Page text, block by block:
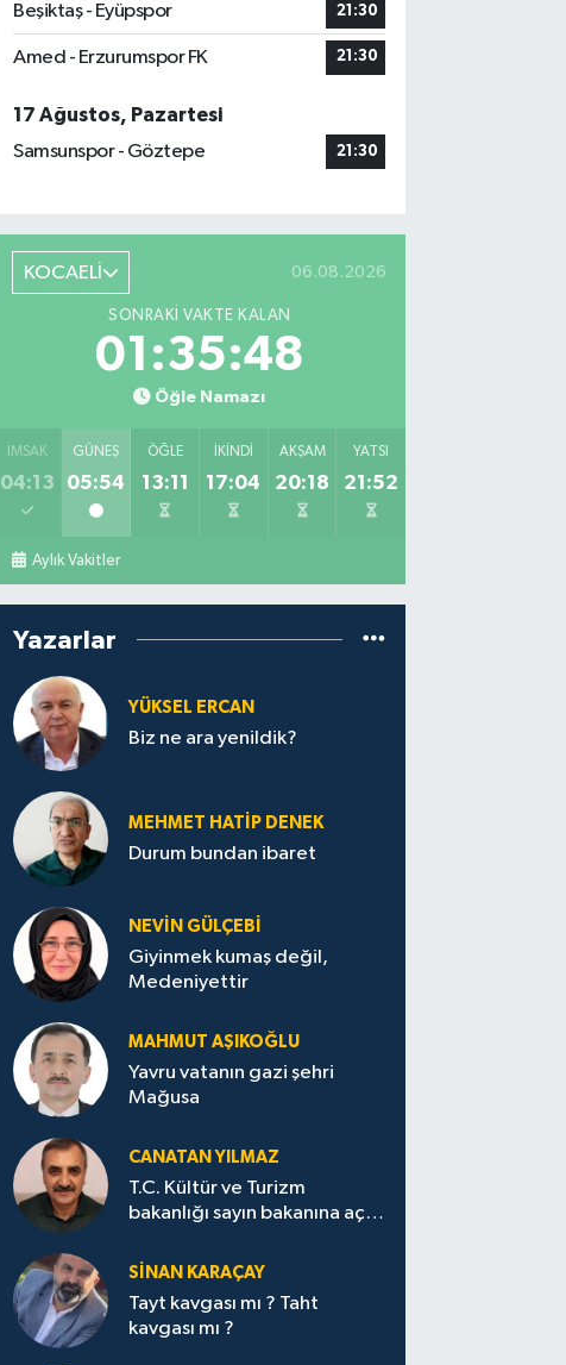
Beşiktaş - Eyüpspor 21:30
Amed - Erzurumspor FK 21:30
17 Ağustos, Pazartesi
Samsunspor - Göztepe
21:30
KOCAELİ 06.08.2026
SONRAKI VAKTE KALAN
01:35:47
Öğle Namazı
İMSAK
04:13
GÜNEŞ
05:54
ÖĞLE
13:11
İKINDI
17:04
AKŞAM
20:18
YATSI
21:52
Aylık Vakitler
Yazarlar
YÜKSEL ERCAN
Biz ne ara yenildik?
MEHMET HATİP DENEK
Durum bundan ibaret
NEVİN GÜLÇEBİ
Giyinmek kumaş değil,
Medeniyettir
MAHMUT AŞIKOĞLU
Yavru vatanın gazi şehri
Mağusa
CANATAN YILMAZ
T.C. Kültür ve Turizm
bakanlığı sayın bakanına açık
SİNAN KARAÇAY
Tayt kavgası mı ? Taht
kavgası mı ?